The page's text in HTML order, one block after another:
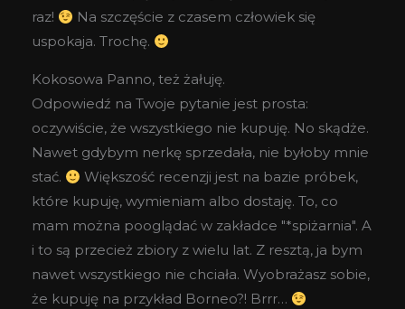
raz!
Na szczęście z czasem człowiek się
uspokaja. Trochę.
Kokosowa Panno, też żałuję.
Odpowiedź na Twoje pytanie jest prosta:
oczywiście, że wszystkiego nie kupuję. No skądże.
Nawet gdybym nerkę sprzedała, nie byłoby mnie
stać.
Większość recenzji jest na bazie próbek,
które kupuję, wymieniam albo dostaję. To, co
mam można pooglądać w zakładce "*spiżarnia". A
i to są przecież zbiory z wielu lat. Z resztą, ja bym
nawet wszystkiego nie chciała. Wyobrażasz sobie,
że kupuję na przykład Borneo?! Brrr…